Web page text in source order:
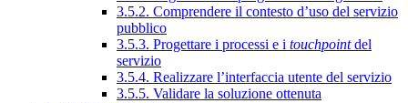
3.5.2. Comprendere il contesto d’uso del servizio
pubblico
3.5.3. Progettare i processi e i touchpointdel
servizio
3.5.4. Realizzare l’interfaccia utente del servizio
3.5.5. Validare la soluzione ottenuta